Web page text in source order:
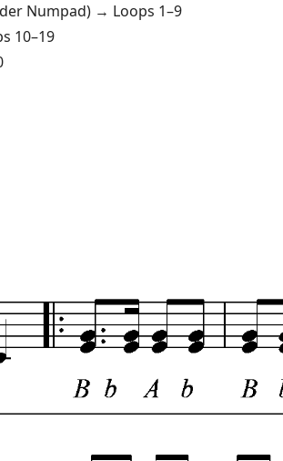
Numpad) → Loops 1–9
10–19